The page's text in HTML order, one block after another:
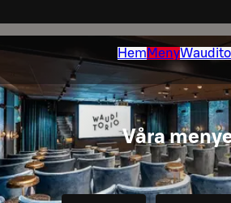
Hem Meny
Våra